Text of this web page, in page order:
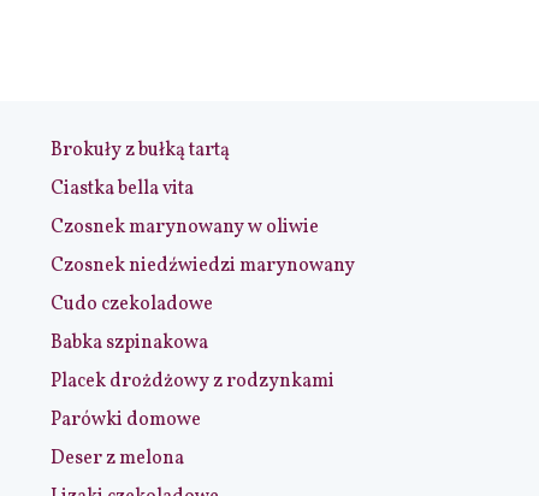
Brokuły z bułką tartą
Ciastka bella vita
Czosnek marynowany w oliwie
Czosnek niedźwiedzi marynowany
Cudo czekoladowe
Babka szpinakowa
Placek drożdżowy z rodzynkami
Parówki domowe
Deser z melona